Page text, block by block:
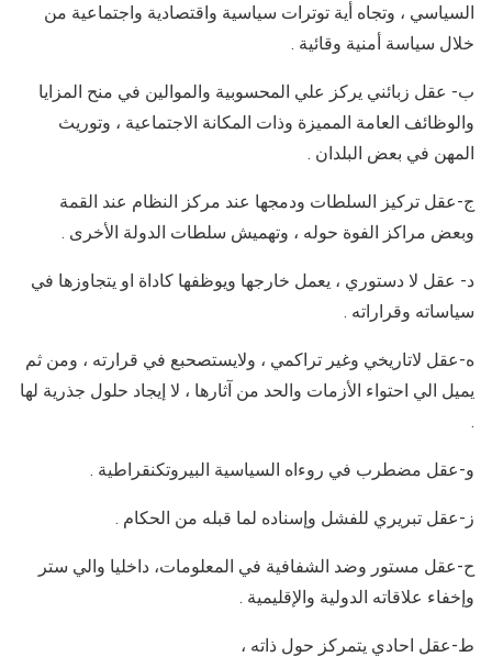
السياسي ، وتجاه أية توترات سياسية واقتصادية واجتماعية من
خلال سياسة أمنية وقائية .
ب- عقل زبائني يركز علي المحسوبية والموالين في منح المزايا
والوظائف العامة المميزة وذات المكانة الاجتماعية ، وتوريث
المهن في بعض البلدان .
ج-عقل تركيز السلطات ودمجها عند مركز النظام عند القمة
وبعض مراكز الفوة حوله ، وتهميش سلطات الدولة الأخرى .
د- عقل لا دستوري ، يعمل خارجها ويوظفها كاداة او يتجاوزها في
سياساته وقراراته .
ه-عقل لاتاريخي وغير تراكمي ، ولايستصحبع في قرارته ، ومن ثم
يميل الي احتواء الأزمات والحد من آثارها ، لا إيجاد حلول جذرية لها
.
و-عقل مضطرب في روءاه السياسية البيروتكنقراطية .
ز-عقل تبريري للفشل وإسناده لما قبله من الحكام .
ح-عقل مستور وضد الشفافية في المعلومات، داخليا والي ستر
وإخفاء علاقاته الدولية والإقليمية .
ط-عقل احادي يتمركز حول ذاته ،